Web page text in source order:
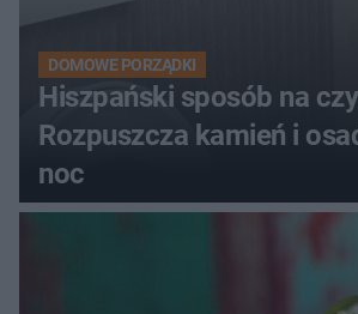
DOMOWE PORZĄDKI
Hiszpański sposób na
Rozpuszcza kamień i
noc